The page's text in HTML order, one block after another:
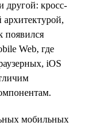
другой: кросс-
появился
Web, где
iOS
мобильных